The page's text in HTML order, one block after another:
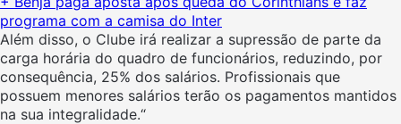
programa com a camisa do Inter
Além disso, o Clube irá realizar a supressão de parte da
carga horária do quadro de funcionários, reduzindo, por
consequência, 25% dos salários. Profissionais que
possuem menores salários terão os pagamentos mantidos
na sua integralidade.“